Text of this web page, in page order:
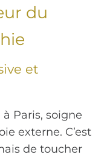
du
et
Paris, soigne
externe. C’est
de toucher